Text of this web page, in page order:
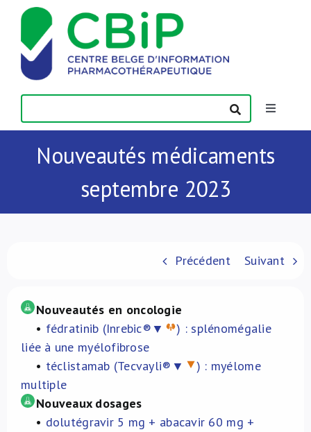
Passer
contenu
Toggle
Actualités
À propos de nous
Nouveautés médicaments
septembre 2023
Précédent Suivant
Nouveautés en oncologie
• fédratinib (Inrebic®▼
) : splénomégalie
liée à une myélofibrose
• téclistamab (Tecvayli®▼
) : myélome
multiple
Nouveaux dosages
• dolutégravir 5 mg + abacavir 60 mg +